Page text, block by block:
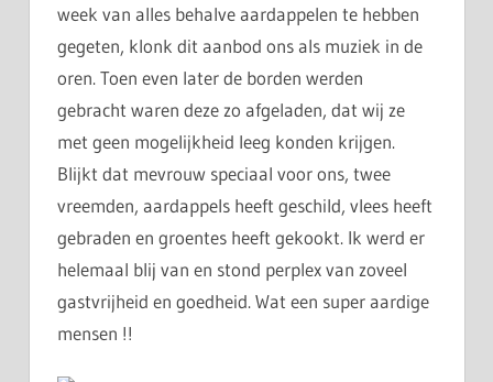
week van alles behalve aardappelen te hebben
gegeten, klonk dit aanbod ons als muziek in de
oren. Toen even later de borden werden
gebracht waren deze zo afgeladen, dat wij ze
met geen mogelijkheid leeg konden krijgen.
Blijkt dat mevrouw speciaal voor ons, twee
vreemden, aardappels heeft geschild, vlees heeft
gebraden en groentes heeft gekookt. Ik werd er
helemaal blij van en stond perplex van zoveel
gastvrijheid en goedheid. Wat een super aardige
mensen !!